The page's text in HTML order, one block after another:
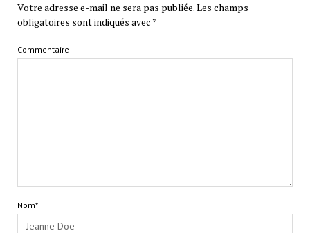
Votre adresse e-mail ne sera pas publiée.Les champs
obligatoires sont indiqués avec *
Commentaire
Nom*